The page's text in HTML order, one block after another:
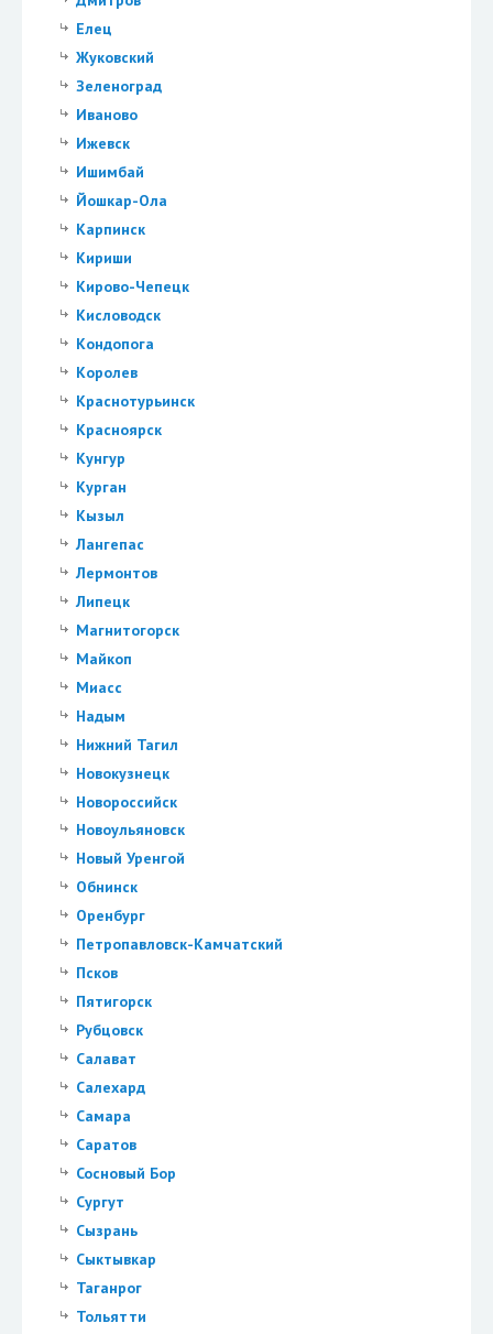
Елец
Жуковский
Зеленоград
Иваново
Ижевск
Ишимбай
Йошкар-Ола
Карпинск
Кириши
Кирово-Чепецк
Кисловодск
Кондопога
Королев
Краснотурьинск
Красноярск
Кунгур
Курган
Кызыл
Лангепас
Лермонтов
Липецк
Магнитогорск
Майкоп
Миасс
Надым
Нижний Тагил
Новокузнецк
Новороссийск
Новоульяновск
Новый Уренгой
Обнинск
Оренбург
Петропавловск-Камчатский
Псков
Пятигорск
Рубцовск
Салават
Салехард
Самара
Саратов
Сосновый Бор
Сургут
Сызрань
Сыктывкар
Таганрог
Тольятти